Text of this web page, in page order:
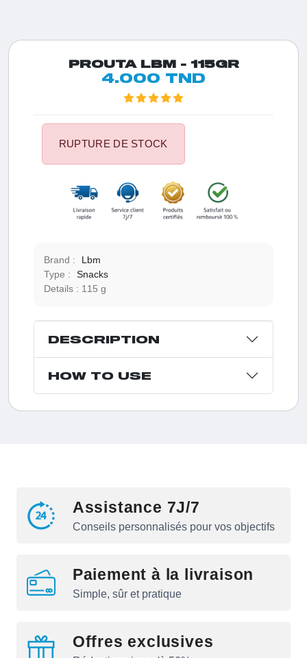
PROUTA LBM - 115GR
4.000 TND
RUPTURE DE STOCK
Brand :
Lbm
Type :
Snacks
Details :
115 g
DESCRIPTION
HOW TO USE
Assistance 7J/7
Conseils personnalisés pour vos objectifs
Paiement à la livraison
Simple, sûr et pratique
Offres exclusives